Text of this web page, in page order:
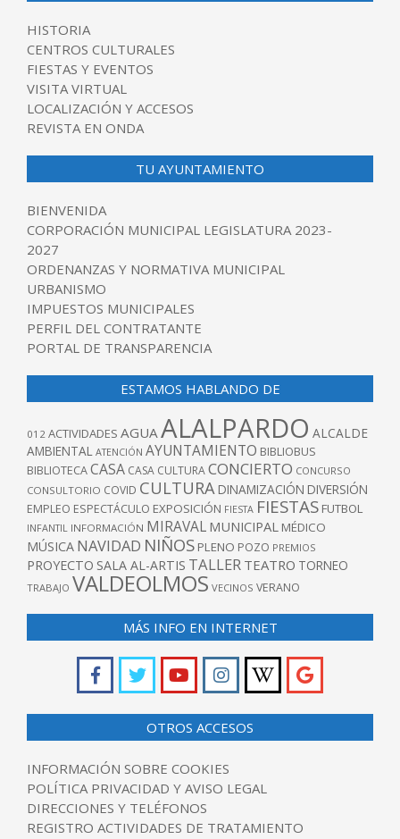
HISTORIA
CENTROS CULTURALES
FIESTAS Y EVENTOS
VISITA VIRTUAL
LOCALIZACIÓN Y ACCESOS
REVISTA EN ONDA
TU AYUNTAMIENTO
BIENVENIDA
CORPORACIÓN MUNICIPAL LEGISLATURA 2023-
2027
ORDENANZAS Y NORMATIVA MUNICIPAL
URBANISMO
IMPUESTOS MUNICIPALES
PERFIL DEL CONTRATANTE
PORTAL DE TRANSPARENCIA
ESTAMOS HABLANDO DE
012 ACTIVIDADES AGUAALALPARDO ALCALDE
AMBIENTAL ATENCIÓN AYUNTAMIENTO BIBLIOBUS
BIBLIOTECACASA CASA CULTURACONCIERTO CONCURSO
CONSULTORIO COVID CULTURA DINAMIZACIÓN DIVERSIÓN
EMPLEO ESPECTÁCULO EXPOSICIÓN FIESTA FIESTAS FUTBOL
INFANTIL INFORMACIÓN MIRAVAL MUNICIPAL MÉDICO
MÚSICA NAVIDAD NIÑOS PLENO POZO PREMIOS
PROYECTO SALA AL-ARTIS TALLER TEATRO TORNEO
TRABAJO VALDEOLMOS VECINOS VERANO
MÁS INFO EN INTERNET
OTROS ACCESOS
INFORMACIÓN SOBRE COOKIES
POLÍTICA PRIVACIDAD Y AVISO LEGAL
DIRECCIONES Y TELÉFONOS
REGISTRO ACTIVIDADES DE TRATAMIENTO